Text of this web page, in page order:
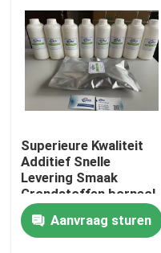
Thuis
Superieure Kwaliteit
Additief Snelle
Levering Smaak
Grondstoffen borneol
Food Grade Kruiden
Bereid Aroma
Aanvraag sturen